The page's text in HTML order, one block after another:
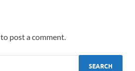
to post a comment.